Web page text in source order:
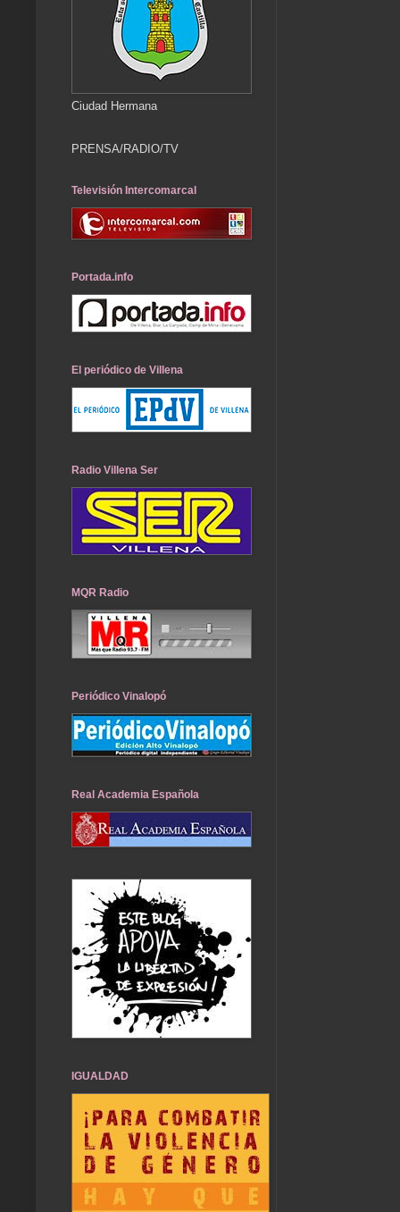
Ciudad Hermana
PRENSA/RADIO/TV
Televisión Intercomarcal
Portada.info
El periódico de Villena
Radio Villena Ser
MQR Radio
Periódico Vinalopó
Real Academia Española
IGUALDAD